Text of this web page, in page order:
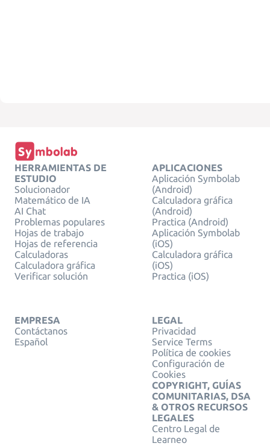
HERRAMIENTAS DE
ESTUDIO
Solucionador
Matemático de IA
AI Chat
Problemas populares
Hojas de trabajo
Hojas de referencia
Calculadoras
Calculadora gráfica
Verificar solución
APLICACIONES
Aplicación Symbolab
(Android)
Calculadora gráfica
(Android)
Practica (Android)
Aplicación Symbolab
(iOS)
Calculadora gráfica
(iOS)
Practica (iOS)
EMPRESA
Contáctanos
Español
LEGAL
Privacidad
Service Terms
Política de cookies
Configuración de
Cookies
COPYRIGHT, GUÍAS
COMUNITARIAS, DSA
& OTROS RECURSOS
LEGALES
Centro Legal de
Learneo